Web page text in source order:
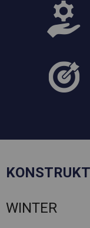
WINTER